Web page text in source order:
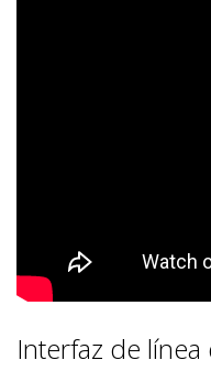
Interfaz de